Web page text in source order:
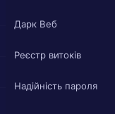
Дарк Веб
Реєстр витоків
Надійність пароля